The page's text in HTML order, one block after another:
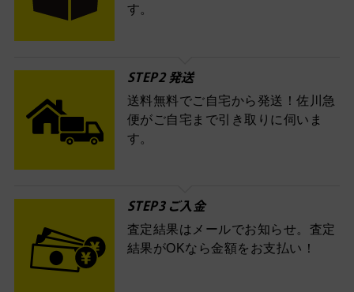
す。
STEP2 発送
送料無料でご自宅から発送！佐川急
便がご自宅まで引き取りに伺いま
す。
STEP3 ご入金
査定結果はメールでお知らせ。査定
結果がOKなら金額をお支払い！